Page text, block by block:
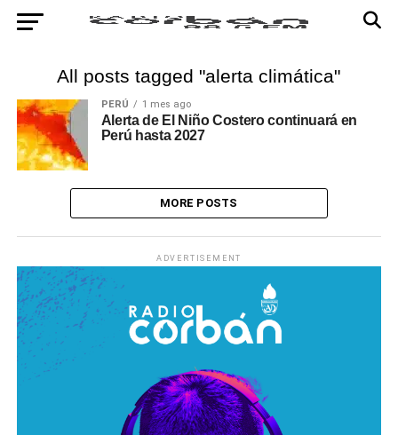
All posts tagged "alerta climática"
PERÚ 1 mes ago
Alerta de El Niño Costero continuará en
Perú hasta 2027
MORE POSTS
ADVERTISEMENT